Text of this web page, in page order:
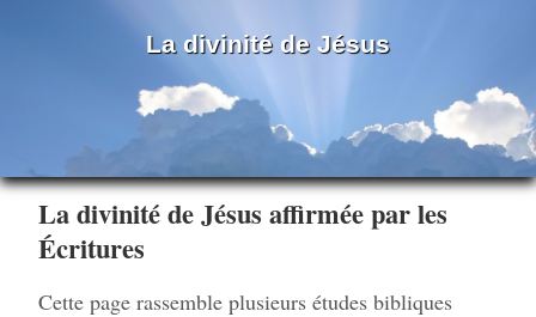
La divinité de Jésus
La divinité de Jésus affirmée par les
Écritures
Cette page rassemble plusieurs études bibliques